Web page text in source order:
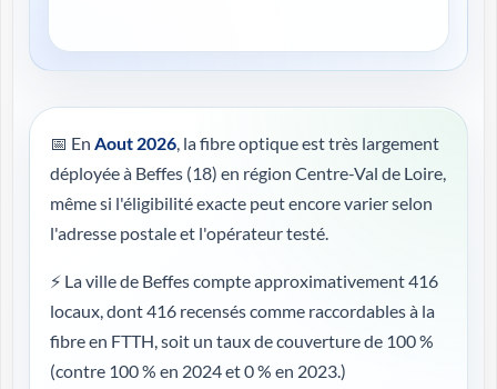
📅 En Aout 2026, la fibre optique est très largement
déployée à Beffes (18) en région Centre-Val de Loire,
même si l'éligibilité exacte peut encore varier selon
l'adresse postale et l'opérateur testé.
⚡ La ville de Beffes compte approximativement 416
locaux, dont 416 recensés comme raccordables à la
fibre en FTTH, soit un taux de couverture de 100 %
(contre 100 % en 2024 et 0 % en 2023.)